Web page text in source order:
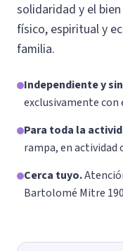
solidaridad y el
físico, espiritual y
familia.
Independiente y
exclusivamente con
Para toda la
rampa, en actividad
Cerca tuyo.
Bartolomé Mitre